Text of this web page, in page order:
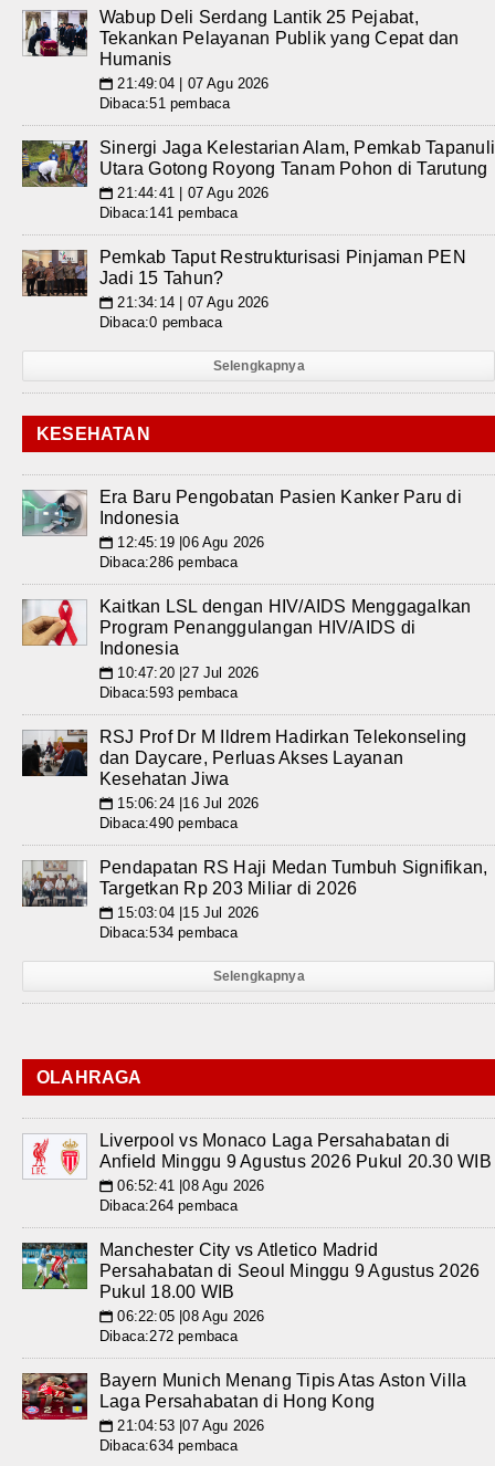
Wabup Deli Serdang Lantik 25 Pejabat,
Tekankan Pelayanan Publik yang Cepat dan
Humanis
📅 21:49:04 | 07 Agu 2026
Dibaca:51 pembaca
Sinergi Jaga Kelestarian Alam, Pemkab Tapanuli
Utara Gotong Royong Tanam Pohon di Tarutung
📅 21:44:41 | 07 Agu 2026
Dibaca:141 pembaca
Pemkab Taput Restrukturisasi Pinjaman PEN
Jadi 15 Tahun?
📅 21:34:14 | 07 Agu 2026
Dibaca:0 pembaca
Selengkapnya
KESEHATAN
Era Baru Pengobatan Pasien Kanker Paru di
Indonesia
📅 12:45:19 |06 Agu 2026
Dibaca:286 pembaca
Kaitkan LSL dengan HIV/AIDS Menggagalkan
Program Penanggulangan HIV/AIDS di
Indonesia
📅 10:47:20 |27 Jul 2026
Dibaca:593 pembaca
RSJ Prof Dr M Ildrem Hadirkan Telekonseling
dan Daycare, Perluas Akses Layanan
Kesehatan Jiwa
📅 15:06:24 |16 Jul 2026
Dibaca:490 pembaca
Pendapatan RS Haji Medan Tumbuh Signifikan,
Targetkan Rp 203 Miliar di 2026
📅 15:03:04 |15 Jul 2026
Dibaca:534 pembaca
Selengkapnya
OLAHRAGA
Liverpool vs Monaco Laga Persahabatan di
Anfield Minggu 9 Agustus 2026 Pukul 20.30 WIB
📅 06:52:41 |08 Agu 2026
Dibaca:264 pembaca
Manchester City vs Atletico Madrid
Persahabatan di Seoul Minggu 9 Agustus 2026
Pukul 18.00 WIB
📅 06:22:05 |08 Agu 2026
Dibaca:272 pembaca
Bayern Munich Menang Tipis Atas Aston Villa
Laga Persahabatan di Hong Kong
📅 21:04:53 |07 Agu 2026
Dibaca:634 pembaca